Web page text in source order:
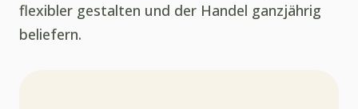
flexibler gestalten und der Handel ganzjährig
beliefern.